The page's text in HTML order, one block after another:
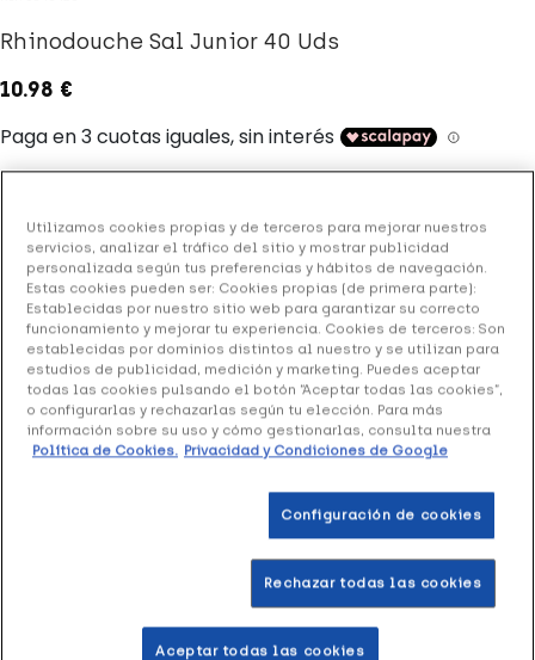
Rhinodouche Sal Junior 40 Uds
10.98 €
(3 opiniones)
Rhinodouche Sal Juniores una solución con xilitol para
lavados nasales y sinusales.
Ayuda a mejorar la obstrucción nasal de forma eficaz y sin
fármacos.
Utilizamos cookies propias y de terceros para mejorar nuestros
servicios, analizar el tráfico del sitio y mostrar publicidad
personalizada según tus preferencias y hábitos de navegación.
Estas cookies pueden ser: Cookies propias (de primera parte):
Establecidas por nuestro sitio web para garantizar su correcto
funcionamiento y mejorar tu experiencia. Cookies de terceros: Son
establecidas por dominios distintos al nuestro y se utilizan para
estudios de publicidad, medición y marketing. Puedes aceptar
todas las cookies pulsando el botón “Aceptar todas las cookies”,
o configurarlas y rechazarlas según tu elección. Para más
información sobre su uso y cómo gestionarlas, consulta nuestra
Política de Cookies. Privacidad y Condiciones de Google
Configuración de cookies
Rechazar todas las cookies
Aceptar todas las cookies